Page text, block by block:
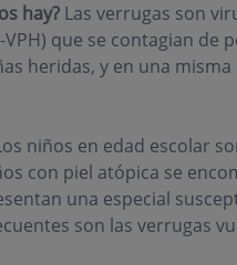
hay? Las verrugas son
que se contagian de
heridas, y en una
niños en edad escolar
con piel atópica se
una especial
son las verrugas